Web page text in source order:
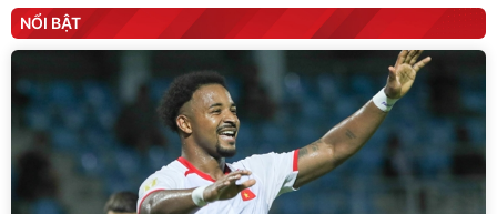
NỔI BẬT